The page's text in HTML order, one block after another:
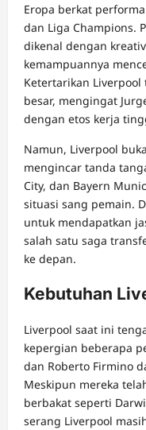
Eropa berkat
dan Liga Champions.
dikenal dengan
kemampuannya
Ketertarikan
besar, mengingat
dengan etos kerja
Namun, Liverpool
mengincar tanda
City, dan Bayern
situasi sang pemain.
untuk mendapatkan
salah satu saga
ke depan.
Kebutuhan
Liverpool saat ini
kepergian beberapa
dan Roberto Firmino
Meskipun mereka
berbakat seperti
serang Liverpool